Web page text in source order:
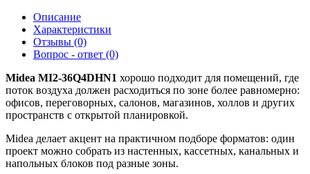
Описание
Характеристики
Отзывы (0)
Вопрос - ответ (0)
Midea MI2-36Q4DHN1 хорошо подходит для помещений, где
поток воздуха должен расходиться по зоне более равномерно:
офисов, переговорных, салонов, магазинов, холлов и других
пространств с открытой планировкой.
Midea делает акцент на практичном подборе форматов: один
проект можно собрать из настенных, кассетных, канальных и
напольных блоков под разные зоны.